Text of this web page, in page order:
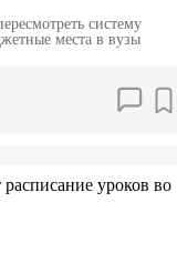
систему
места в вузы